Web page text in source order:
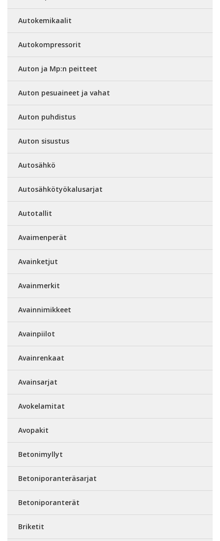
Autokemikaalit
Autokompressorit
Auton ja Mp:n peitteet
Auton pesuaineet ja vahat
Auton puhdistus
Auton sisustus
Autosähkö
Autosähkötyökalusarjat
Autotallit
Avaimenperät
Avainketjut
Avainmerkit
Avainnimikkeet
Avainpiilot
Avainrenkaat
Avainsarjat
Avokelamitat
Avopakit
Betonimyllyt
Betoniporanteräsarjat
Betoniporanterät
Briketit